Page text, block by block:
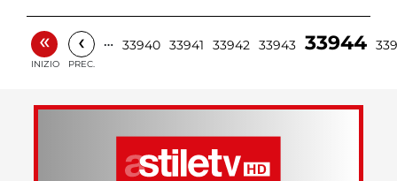
«
INIZIO
‹
PREC.
… 33940 33941 33942 33943 33944